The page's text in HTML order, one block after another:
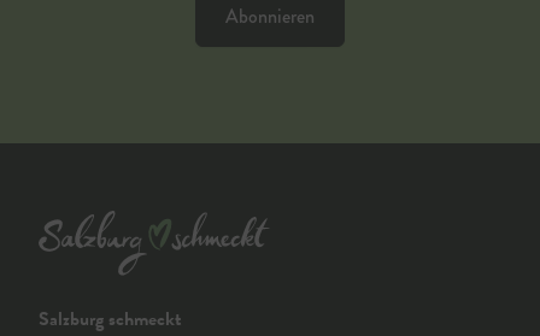
Abonnieren
Salzburg schmeckt